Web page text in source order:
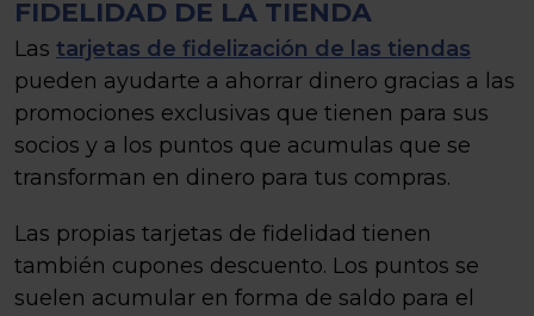
FIDELIDAD DE LA TIENDA
Las tarjetas de fidelización de las tiendas
pueden ayudarte a ahorrar dinero gracias a las
promociones exclusivas que tienen para sus
socios y a los puntos que acumulas que se
transforman en dinero para tus compras.
Las propias tarjetas de fidelidad tienen
también cupones descuento. Los puntos se
suelen acumular en forma de saldo para el